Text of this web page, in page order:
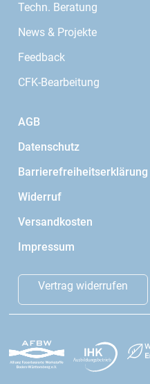
Techn. Beratung
News & Projekte
Feedback
CFK-Bearbeitung
AGB
Datenschutz
Barrierefreiheitserklärung
Widerruf
Versandkosten
Impressum
Vertrag widerrufen